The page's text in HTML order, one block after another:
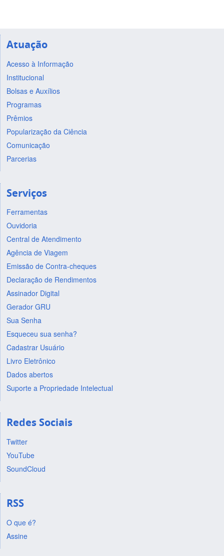
Atuação
Acesso à Informação
Institucional
Bolsas e Auxílios
Programas
Prêmios
Popularização da Ciência
Comunicação
Parcerias
Serviços
Ferramentas
Ouvidoria
Central de Atendimento
Agência de Viagem
Emissão de Contra-cheques
Declaração de Rendimentos
Assinador Digital
Gerador GRU
Sua Senha
Esqueceu sua senha?
Cadastrar Usuário
Livro Eletrônico
Dados abertos
Suporte a Propriedade Intelectual
Redes Sociais
Twitter
YouTube
SoundCloud
RSS
O que é?
Assine